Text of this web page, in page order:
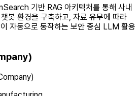
기반 RAG 아키텍처를 통해 사내
봇 환경을 구축하고, 자료 유무에 따라
자동으로 동작하는 보안 중심 LLM 활용